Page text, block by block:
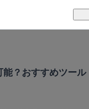
？おすすめツール